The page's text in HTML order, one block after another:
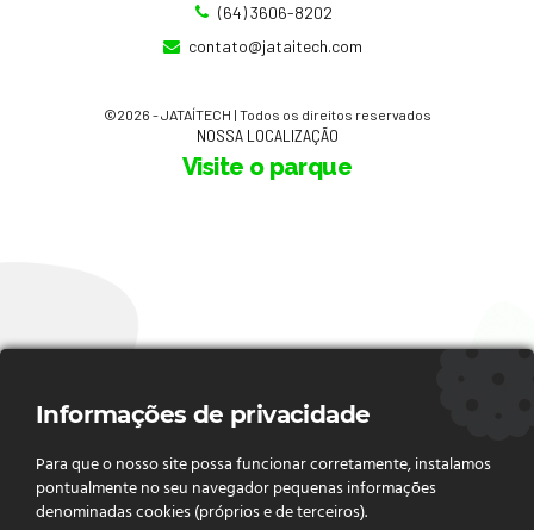
(64) 3606-8202
contato@jataitech.com
©2026 - JATAÍTECH | Todos os direitos reservados
NOSSA LOCALIZAÇÃO
Visite o parque
FIQUE POR DENTRO
Informações de privacidade
Para que o nosso site possa funcionar corretamente, instalamos
pontualmente no seu navegador pequenas informações
denominadas cookies (próprios e de terceiros).